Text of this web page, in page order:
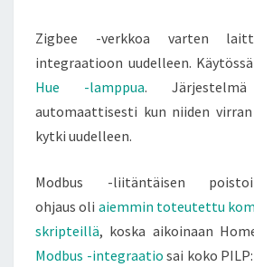
Zigbee -verkkoa varten
integraatioon uudelleen.
Hue -lamppua.
automaattisesti kun niiden
kytki uudelleen.
Modbus -liitäntäisen
ohjaus oli aiemmin toteutettu
skripteillä, koska aikoinaan
Modbus -integraatio sai koko